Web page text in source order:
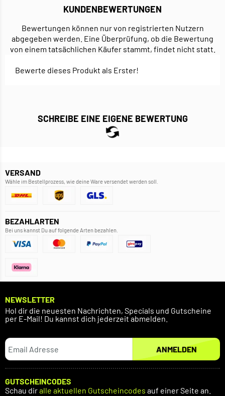
KUNDENBEWERTUNGEN
Bewertungen können nur von registrierten Nutzern
abgegeben werden. Eine Überprüfung, ob die Bewertung
von einem tatsächlichen Käufer stammt, findet nicht statt.
Bewerte dieses Produkt als Erster!
SCHREIBE EINE EIGENE BEWERTUNG
VERSAND
Wähle im Bestellprozess, wie deine Ware versendet werden soll.
BEZAHLARTEN
Bei uns kannst Du auf folgende Arten bezahlen.
NEWSLETTER
Hol dir die neuesten Nachrichten, Specials und Gutscheine
per E-Mail! Du kannst dich jederzeit abmelden.
ANMELDEN
GUTSCHEINCODES
Schau diralle aktuellen Gutscheincodes auf einer Seite an.